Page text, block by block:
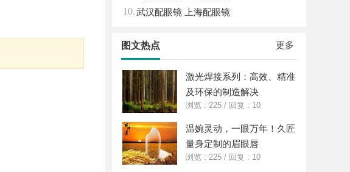
10.武汉配眼镜 上海配眼镜
更多
图文热点
激光焊接系列：高效、精准
及环保的制造解决
浏览 : 225 / 回复 : 10
温婉灵动，一眼万年！久匠
量身定制的眉眼唇
浏览 : 225 / 回复 : 10